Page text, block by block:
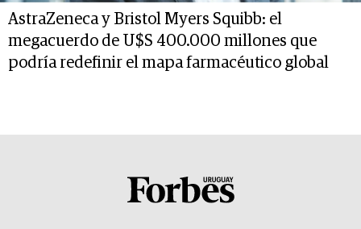
AstraZeneca y Bristol Myers Squibb: el
megacuerdo de U$S 400.000 millones que
podría redefinir el mapa farmacéutico global